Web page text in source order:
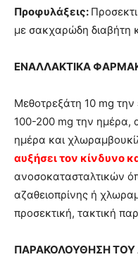
Προφυλάξεις:
με σακχαρώδη διαβήτη
ΕΝΑΛΛΑΚΤΙΚΑ
Μεθοτρεξάτη 10 mg
100-200 mg την ημέρα,
ημέρα και
αυξήσει τον κίνδυνο
ανοσοκατασταλτικών
αζαθειοπρίνης ή
προσεκτική, τακτική
ΠΑΡΑΚΟΛΟΥΘΗΣΗ